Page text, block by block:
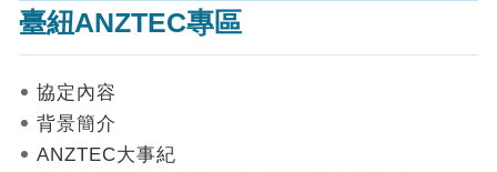
答
統
數
據
臺紐ANZTEC專區
協定內容
背景簡介
ANZTEC大事紀